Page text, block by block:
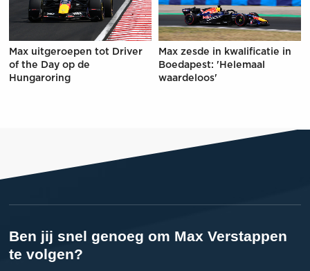
Max uitgeroepen tot Driver
of the Day op de
Hungaroring
Max zesde in kwalificatie in
Boedapest: 'Helemaal
waardeloos'
Ben jij snel genoeg om Max Verstappen
te volgen?